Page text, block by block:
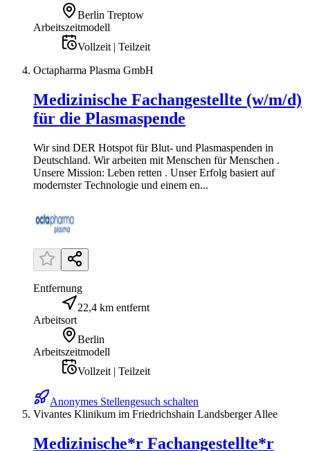
Berlin Treptow
Arbeitszeitmodell
Vollzeit | Teilzeit
Octapharma Plasma GmbH
Medizinische Fachangestellte (w/m/d)
für die Plasmaspende
Wir sind DER Hotspot für Blut- und Plasmaspenden in
Deutschland. Wir arbeiten mit Menschen für Menschen .
Unsere Mission: Leben retten . Unser Erfolg basiert auf
modernster Technologie und einem en...
Entfernung
22,4 km entfernt
Arbeitsort
Berlin
Arbeitszeitmodell
Vollzeit | Teilzeit
Anonymes Stellengesuch schalten
Vivantes Klinikum im Friedrichshain Landsberger Allee
Medizinische*r Fachangestellte*r